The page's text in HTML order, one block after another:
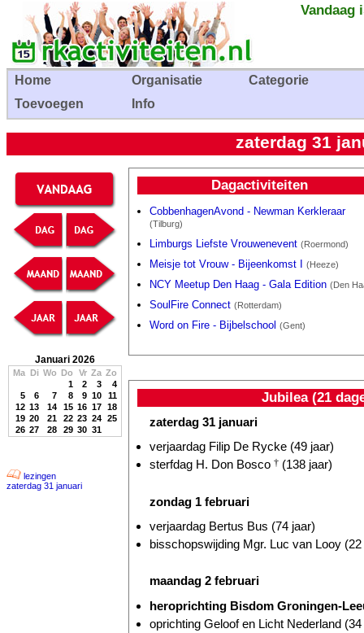
Vandaag
Home Organisatie
Categorie
Toevoegen
Info
zaterdag 31
Januari 2026
Ma Di Wo Do Vr Za Zo
1
2 3
4
5
6 7 8 9 10
11
12 13 14 15 16 17 18
19 20 21 22 23 24 25
26 27 28 29 30 31
lezingen
zaterdag 31 januari
Dagactiviteiten
CobbenhagenAvond - Newman Kerkleraar
(Tilburg)
Limburgs Liefste Vrouwenevent (Roermond)
Meisje tot Vrouw - Bijeenkomst I (Heeze)
NCY Meetup Den Haag - Gala Edition (Den
SoulFire Connect (Rotterdam)
Word on Fire - Bijbelschool (Gent)
Jubilea (21
zaterdag 31 januari
verjaardag Filip De Rycke (49 jaar)
sterfdag H. Don Bosco † (138 jaar)
zondag 1 februari
verjaardag Bertus Bus (74 jaar)
bisschopswijding Mgr. Luc van Looy (22
maandag 2 februari
heroprichting Bisdom Groningen-
oprichting Geloof en Licht Nederland